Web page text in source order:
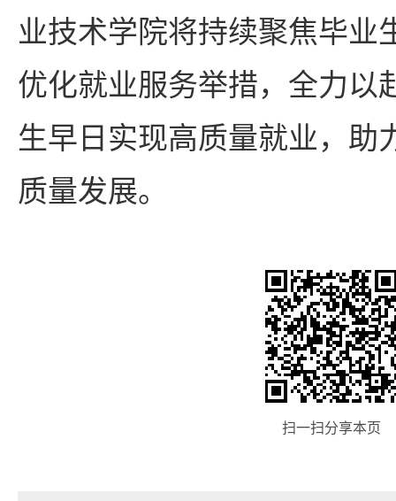
业技术学院将持续聚焦毕业
优化就业服务举措，全力以
生早日实现高质量就业，助
质量发展。
扫一扫分享本页